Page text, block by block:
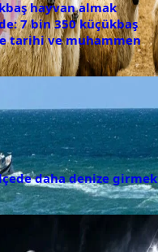
hayvan almak
7 bin 350 küçükbaş
tarihi ve muhammen
daha denize girmek